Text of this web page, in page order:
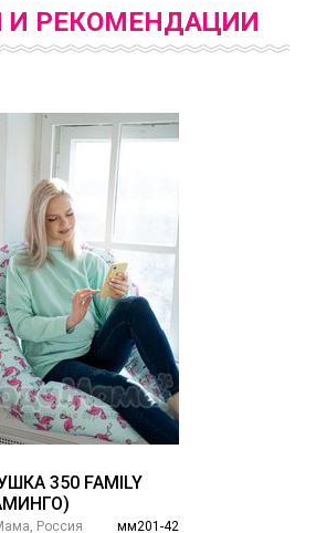
И РЕКОМЕНДАЦИИ
350 FAMILY
мм201-42
Россия